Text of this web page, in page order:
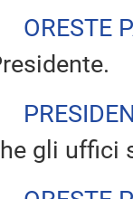
ORESTE
gli uffici